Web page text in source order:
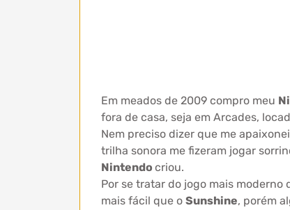
Em meados de 2009 compro meu
fora de casa, seja em Arcades,
Nem preciso dizer que me
trilha sonora me fizeram jogar
Nintendo criou.
Por se tratar do jogo mais
mais fácil que o Sunshine, porém